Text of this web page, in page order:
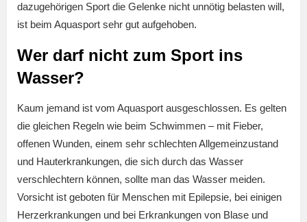
dazugehörigen Sport die Gelenke nicht unnötig belasten will,
ist beim Aquasport sehr gut aufgehoben.
Wer darf nicht zum Sport ins
Wasser?
Kaum jemand ist vom Aquasport ausgeschlossen. Es gelten
die gleichen Regeln wie beim Schwimmen – mit Fieber,
offenen Wunden, einem sehr schlechten Allgemeinzustand
und Hauterkrankungen, die sich durch das Wasser
verschlechtern können, sollte man das Wasser meiden.
Vorsicht ist geboten für Menschen mit Epilepsie, bei einigen
Herzerkrankungen und bei Erkrankungen von Blase und